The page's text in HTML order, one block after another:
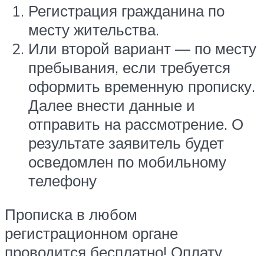
Регистрация гражданина по
месту жительства.
Или второй вариант — по месту
пребывания, если требуется
оформить временную прописку.
Далее внести данные и
отправить на рассмотрение. О
результате заявитель будет
осведомлен по мобильному
телефону
Прописка в любом
регистрационном органе
проводится бесплатно! Оплату